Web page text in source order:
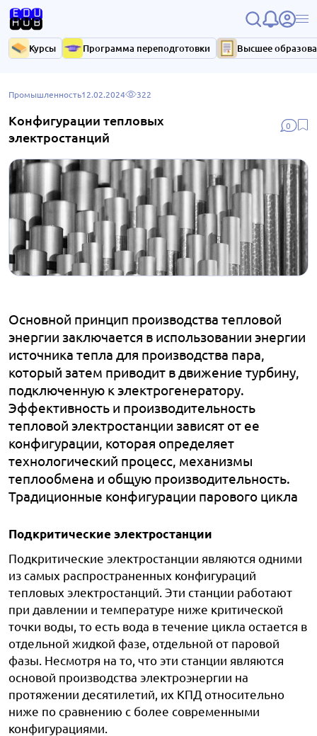
Курсы Программа переподготовки Высшее
0
Промышленность12.02.2024 322
Конфигурации тепловых
электростанций
Основной принцип производства тепловой
энергии заключается в использовании энергии
источника тепла для производства пара,
который затем приводит в движение турбину,
подключенную к электрогенератору.
Эффективность и производительность
тепловой электростанции зависят от ее
конфигурации, которая определяет
технологический процесс, механизмы
теплообмена и общую производительность.
Традиционные конфигурации парового цикла
Подкритические электростанции
Подкритические электростанции являются одними
из самых распространенных конфигураций
тепловых электростанций. Эти станции работают
при давлении и температуре ниже критической
точки воды, то есть вода в течение цикла остается в
отдельной жидкой фазе, отдельной от паровой
фазы. Несмотря на то, что эти станции являются
основой производства электроэнергии на
протяжении десятилетий, их КПД относительно
ниже по сравнению с более современными
конфигурациями.